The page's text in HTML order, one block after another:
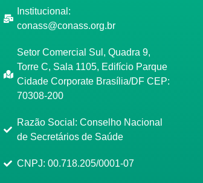
Institucional:
conass@conass.org.br
Setor Comercial Sul, Quadra 9,
Torre C, Sala 1105, Edifício Parque
Cidade Corporate Brasília/DF CEP:
70308-200
Razão Social: Conselho Nacional
de Secretários de Saúde
CNPJ: 00.718.205/0001-07